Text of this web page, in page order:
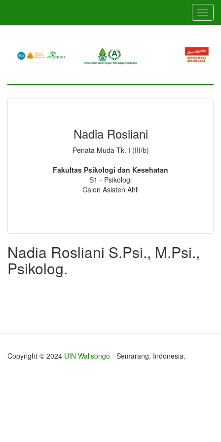
main
Nadia Rosliani
Penata Muda Tk. I (III/b)
Fakultas Psikologi dan Kesehatan
S1 - Psikologi
Calon Asisten Ahli
Nadia Rosliani S.Psi., M.Psi.,
Psikolog.
Copyright © 2024 UIN Walisongo - Semarang, Indonesia.